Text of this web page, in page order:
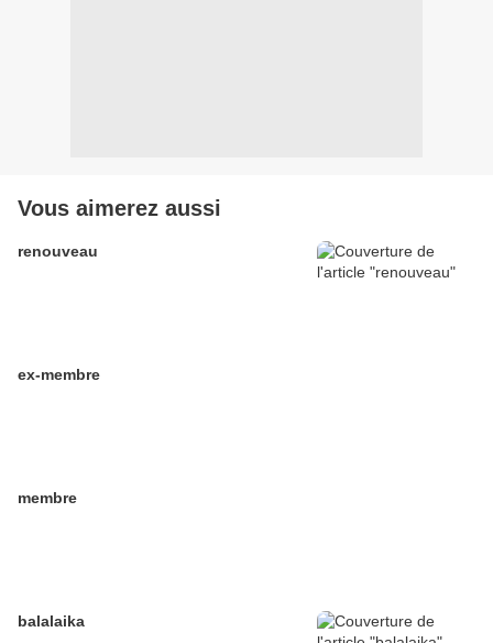
Vous aimerez aussi
renouveau
ex-membre
membre
balalaika